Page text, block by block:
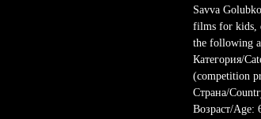
Savva
films for kids,
the following
Категория/
(competition
Страна/
Возраст/Age: